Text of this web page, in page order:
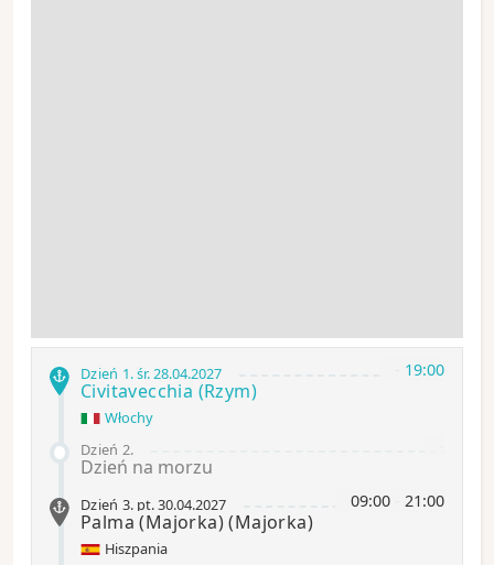
19:00
Dzień 1.śr.28.04.2027
Civitavecchia (Rzym)
Włochy
Dzień 2.
Dzień na morzu
09:00 21:00
Dzień 3. pt.30.04.2027
Palma (Majorka)(Majorka)
Hiszpania